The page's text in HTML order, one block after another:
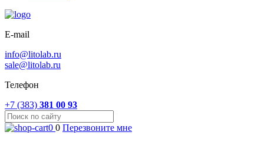
E-mail
info@litolab.ru
sale@litolab.ru
Телефон
+7 (383) 381 00 93
0 0 Перезвоните мне